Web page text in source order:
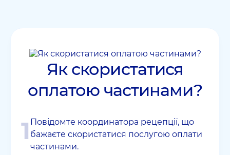
Як скористатися
оплатою частинами?
1 Повідомте координатора рецепції, що
бажаєте скористатися послугою оплати
частинами.